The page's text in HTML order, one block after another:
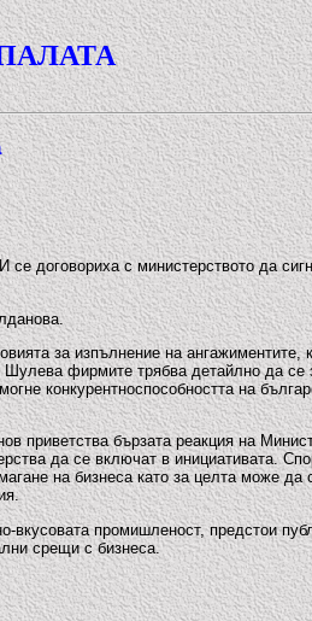
с министерството да
за изпълнение на ангажиментите,
фирмите трябва детайлно да се
конкурентноспособността на
бързата реакция на
да се включат в инициативата.
на бизнеса като за целта може
промишленост, предстои
срещи с бизнеса.